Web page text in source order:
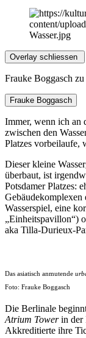
Overlay schliessen
Frauke Boggasch
Frauke Boggasch
Immer, wenn ich an
zwischen den
Platzes vorbeilaufe,
Dieser kleine
überbaut, ist
Potsdamer Platzes:
Gebäudekomplexen
Wasserspiel, eine
„Einheitspavillon“)
aka Tilla-Durieux-
Das asiatisch anmutende
Foto: Frauke Boggasch
Die Berlinale
Atrium Towerin der
Akkreditierte ihre